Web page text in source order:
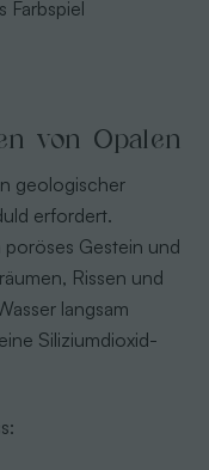
Farbspiel
von Opalen
geologischer
erfordert.
poröses Gestein und
Rissen und
langsam
Siliziumdioxid-